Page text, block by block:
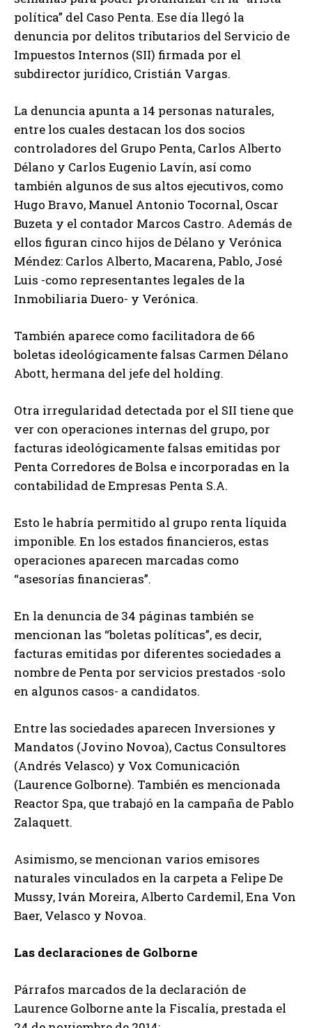
política” del Caso Penta. Ese día llegó la
denuncia por delitos tributarios del Servicio de
Impuestos Internos (SII) firmada por el
subdirector jurídico, Cristián Vargas.
La denuncia apunta a 14 personas naturales,
entre los cuales destacan los dos socios
controladores del Grupo Penta, Carlos Alberto
Délano y Carlos Eugenio Lavín, así como
también algunos de sus altos ejecutivos, como
Hugo Bravo, Manuel Antonio Tocornal, Oscar
Buzeta y el contador Marcos Castro. Además de
ellos figuran cinco hijos de Délano y Verónica
Méndez: Carlos Alberto, Macarena, Pablo, José
Luis -como representantes legales de la
Inmobiliaria Duero- y Verónica.
También aparece como facilitadora de 66
boletas ideológicamente falsas Carmen Délano
Abott, hermana del jefe del holding.
Otra irregularidad detectada por el SII tiene que
ver con operaciones internas del grupo, por
facturas ideológicamente falsas emitidas por
Penta Corredores de Bolsa e incorporadas en la
contabilidad de Empresas Penta S.A.
Esto le habría permitido al grupo renta líquida
imponible. En los estados financieros, estas
operaciones aparecen marcadas como
“asesorías financieras”.
En la denuncia de 34 páginas también se
mencionan las “boletas políticas”, es decir,
facturas emitidas por diferentes sociedades a
nombre de Penta por servicios prestados -solo
en algunos casos- a candidatos.
Entre las sociedades aparecen Inversiones y
Mandatos (Jovino Novoa), Cactus Consultores
(Andrés Velasco) y Vox Comunicación
(Laurence Golborne). También es mencionada
Reactor Spa, que trabajó en la campaña de Pablo
Zalaquett.
Asimismo, se mencionan varios emisores
naturales vinculados en la carpeta a Felipe De
Mussy, Iván Moreira, Alberto Cardemil, Ena Von
Baer, Velasco y Novoa.
Las declaraciones de Golborne
Párrafos marcados de la declaración de
Laurence Golborne ante la Fiscalía, prestada el